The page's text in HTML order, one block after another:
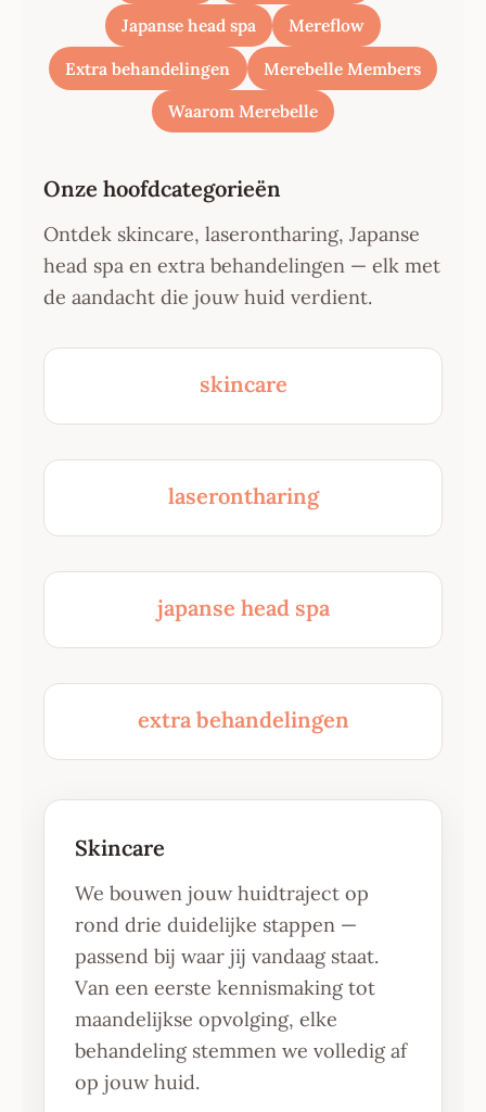
Japanse head spa
Mereflow
Extra behandelingen
Merebelle Members
Waarom Merebelle
Onze hoofdcategorieën
Ontdek skincare, laserontharing, Japanse
head spa en extra behandelingen — elk met
de aandacht die jouw huid verdient.
skincare
laserontharing
japanse head spa
extra behandelingen
Skincare
We bouwen jouw huidtraject op
rond drie duidelijke stappen —
passend bij waar jij vandaag staat.
Van een eerste kennismaking tot
maandelijkse opvolging, elke
behandeling stemmen we volledig af
op jouw huid.